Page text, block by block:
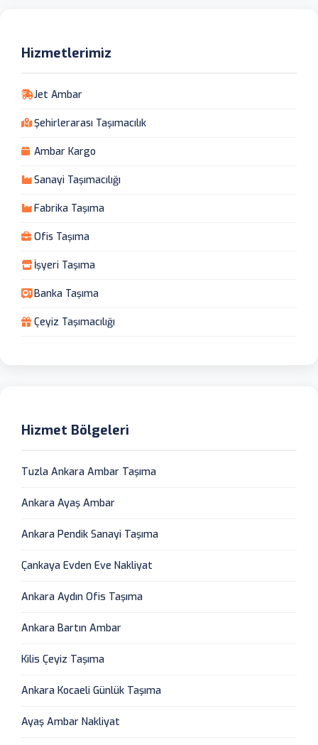
Hizmetlerimiz
Jet Ambar
Şehirlerarası Taşımacılık
Ambar Kargo
Sanayi Taşımacılığı
Fabrika Taşıma
Ofis Taşıma
İşyeri Taşıma
Banka Taşıma
Çeyiz Taşımacılığı
Hizmet Bölgeleri
Tuzla Ankara Ambar Taşıma
Ankara Ayaş Ambar
Ankara Pendik Sanayi Taşıma
Çankaya Evden Eve Nakliyat
Ankara Aydın Ofis Taşıma
Ankara Bartın Ambar
Kilis Çeyiz Taşıma
Ankara Kocaeli Günlük Taşıma
Ayaş Ambar Nakliyat